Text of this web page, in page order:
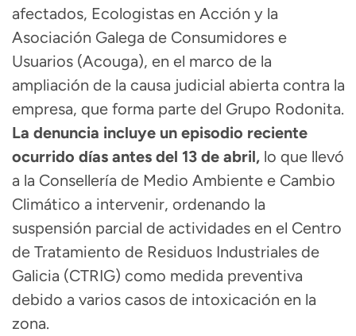
afectados, Ecologistas en Acción y la
Asociación Galega de Consumidores e
Usuarios (Acouga), en el marco de la
ampliación de la causa judicial abierta contra la
empresa, que forma parte del Grupo Rodonita.
La denuncia incluye un episodio reciente
ocurrido días antes del 13 de abril, lo que llevó
a la Consellería de Medio Ambiente e Cambio
Climático a intervenir, ordenando la
suspensión parcial de actividades en el Centro
de Tratamiento de Residuos Industriales de
Galicia (CTRIG) como medida preventiva
debido a varios casos de intoxicación en la
zona.